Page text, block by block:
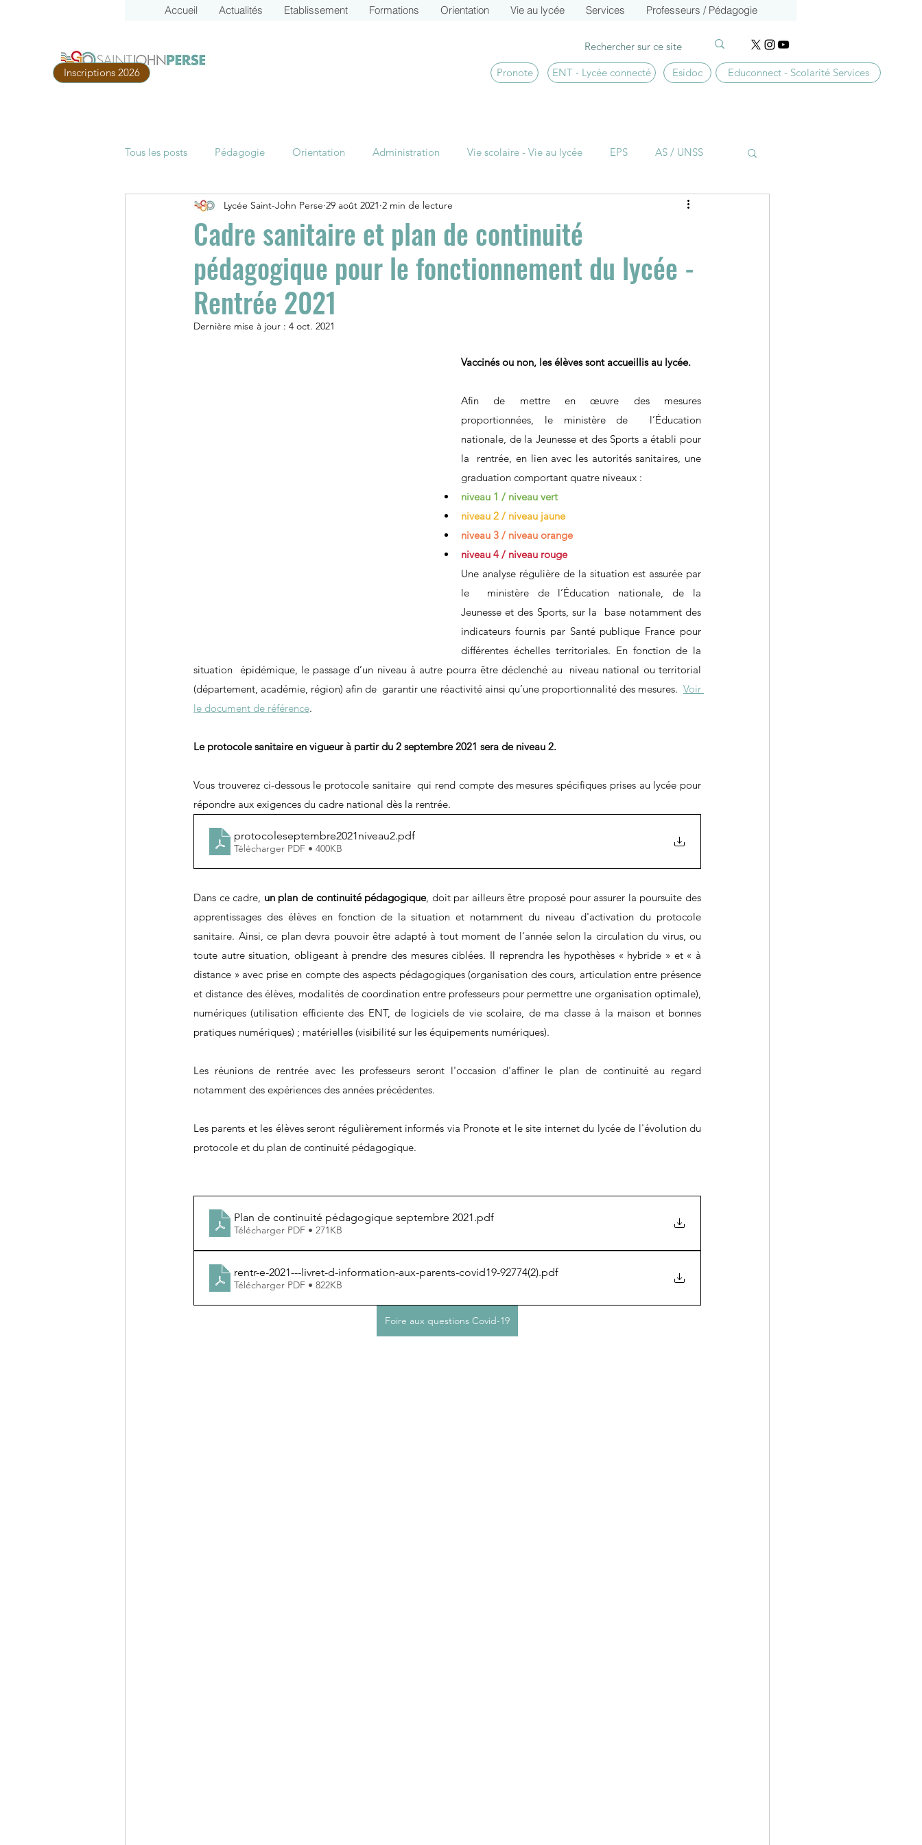
Accueil Actualités Etablissement Formations Orientation Vie au lycée Services Professeurs / Pédagogie
Inscriptions 2026 Pronote ENT - Lycée connecté Esidoc Educonnect - Scolarité Services
Tous les posts Pédagogie Orientation Administration Vie scolaire - Vie au lycée EPS AS / UNSS
Parcoursup Examens BTS CI Actu BTS SIO Actu Culture
Cadre sanitaire et plan de continuité
pédagogique pour le fonctionnement du lycée -
Rentrée 2021
Lycée Saint-John Perse 29 août 2021 2 min de lecture
Dernière mise à jour : 4 oct. 2021
Vaccinés ou non, les élèves sont accueillis au lycée.
Afin de mettre en œuvre des mesures
proportionnées, le ministère de  l’Éducation
nationale, de la Jeunesse et des Sports a établi pour
la  rentrée, en lien avec les autorités sanitaires, une
graduation comportant quatre niveaux :
niveau 1 / niveau vert
niveau 2 / niveau jaune
niveau 3 / niveau orange
niveau 4 / niveau rouge
Une analyse régulière de la situation est assurée par
le  ministère de l’Éducation nationale, de la
Jeunesse et des Sports, sur la  base notamment des
indicateurs fournis par Santé publique France pour
différentes échelles territoriales. En fonction de la
situation  épidémique, le passage d’un niveau à autre pourra être déclenché au  niveau national ou territorial
(département, académie, région) afin de  garantir une réactivité ainsi qu’une proportionnalité des mesures. Voir
le document de référence.
Le protocole sanitaire en vigueur à partir du 2 septembre 2021 sera de niveau 2.
Vous trouverez ci-dessous le protocole sanitaire  qui rend compte des mesures spécifiques prises au lycée pour
répondre aux exigences du cadre national dès la rentrée.
protocoleseptembre2021niveau2.pdf
Télécharger PDF • 400KB
Dans ce cadre, un plan de continuité pédagogique, doit par ailleurs être proposé pour assurer la poursuite des
apprentissages des élèves en fonction de la situation et notamment du niveau d'activation du protocole
sanitaire. Ainsi, ce plan devra pouvoir être adapté à tout moment de l'année selon la circulation du virus, ou
toute autre situation, obligeant à prendre des mesures ciblées. Il reprendra les hypothèses « hybride » et « à
distance » avec prise en compte des aspects pédagogiques (organisation des cours, articulation entre présence
et distance des élèves, modalités de coordination entre professeurs pour permettre une organisation optimale),
numériques (utilisation efficiente des ENT, de logiciels de vie scolaire, de ma classe à la maison et bonnes
pratiques numériques) ; matérielles (visibilité sur les équipements numériques).
Les réunions de rentrée avec les professeurs seront l'occasion d'affiner le plan de continuité au regard
notamment des expériences des années précédentes.
Les parents et les élèves seront régulièrement informés via Pronote et le site internet du lycée de l'évolution du
protocole et du plan de continuité pédagogique.
Plan de continuité pédagogique septembre 2021.pdf
Télécharger PDF • 271KB
rentr-e-2021---livret-d-information-aux-parents-covid19-92774(2).pdf
Télécharger PDF • 822KB
Foire aux questions Covid-19